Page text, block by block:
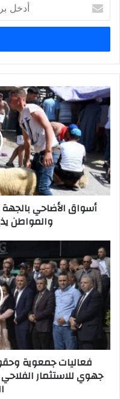
خ
ب
ر
د
ك
ا
ل
ك
ت
أسواق الأضاحي
والمواطن
فعاليات جمعوية
جهوي للاستثمار